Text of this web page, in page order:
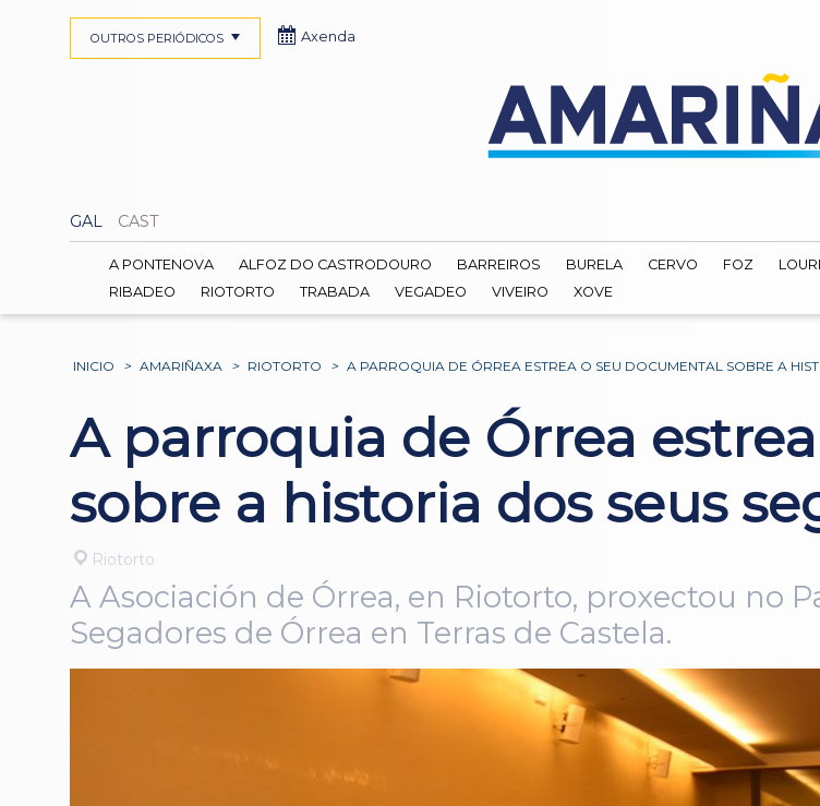
GAL CAST
OUTROS PERIÓDICOS Axenda
A PONTENOVA ALFOZ DO CASTRODOURO BARREIROS BURELA CERVO FOZ
RIBADEO
RIOTORTO TRABADA VEGADEO VIVEIRO XOVE
INICIO > AMARIÑAXA > RIOTORTO > A PARROQUIA DE ÓRREA ESTREA O SEU DOCUMENTAL SOBRE A
A parroquia de Órrea
sobre a historia dos seus
Riotorto
A Asociación de Órrea, en Riotorto, proxectou no
Segadores de Órrea en Terras de Castela.